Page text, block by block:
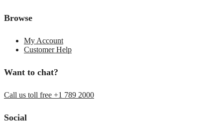
Browse
My Account
Customer Help
Want to chat?
Call us toll free +1 789 2000
Social